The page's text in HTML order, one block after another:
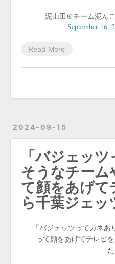
— 泥山田@チーム泥ん
September 16,
Read More
2024-09-15
「バジェッ
そうなチーム
て顔をあげて
ら千葉ジェッ
「バジェッツってカネ
って顔をあげてテレビ
た